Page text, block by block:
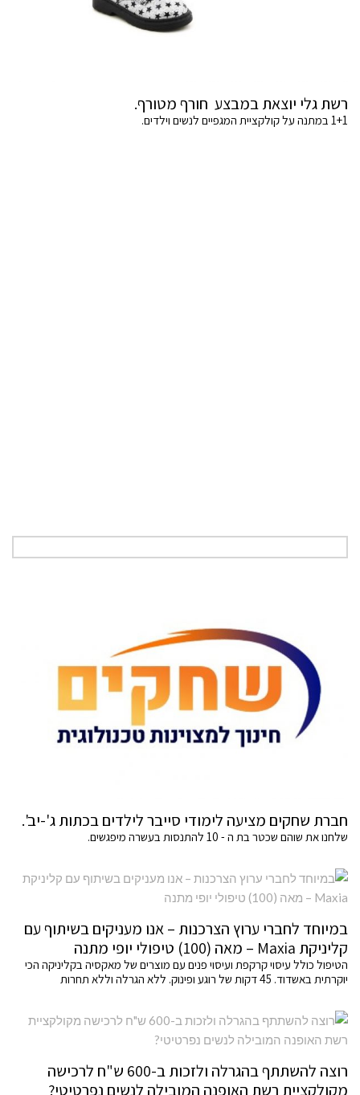
רשת גלי יוצאת במבצע חורף מטורף.
1+1 במתנה על קולקציית המגפיים לנשים וילדים.
חברת שחקים מציעה לימודי סייבר לילדים בכתות ג'-יב'.
שלחנו את שוהם שכטר בת ה - 10 להתנסות בעשרה מיפגשים.
במיוחד לחברי ערוץ הצרכנות – אנו מעניקים בשיתוף עם
קליניקת Maxia – מאה (100) טיפולי יופי מתנה
הטיפול כולל עיסוי קרקפת ועיסוי פנים עם מוצרים של מאקסיה בקליניקה הכי
יוקרתית באשדוד. 45 דקות של רוגע ופינוק. ללא הגרלה וללא תחרות
רוצה להשתתף בהגרלה ולזכות ב-600 ש"ח לרכישה
מקולקציית רשת האופנה המובילה לנשים נפרטיטי?